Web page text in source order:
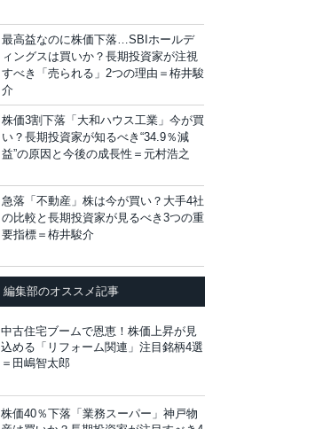
最高益なのに株価下落…SBIホールデ
ィングスは買いか？長期投資家が注視
すべき「売られる」2つの理由＝栫井駿
介
株価3割下落「大和ハウス工業」今が買
い？長期投資家が知るべき“34.9％減
益”の原因と今後の成長性＝元村浩之
急落「不動産」株は今が買い？大手4社
の比較と長期投資家が見るべき3つの重
要指標＝栫井駿介
編集部のオススメ記事
中古住宅ブームで恩恵！株価上昇が見
込める「リフォーム関連」注目銘柄4選
＝田嶋智太郎
株価40％下落「業務スーパー」神戸物